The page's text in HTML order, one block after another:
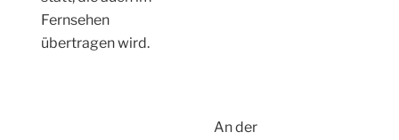
Fernsehen
übertragen wird.
An der